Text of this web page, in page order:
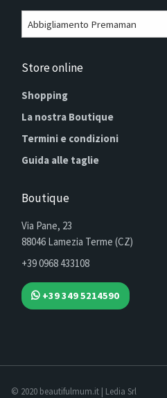
Store online
Shopping
La nostra Boutique
Termini e condizioni
Guida alle taglie
Boutique
Via Pane, 23
88046 Lamezia Terme (CZ)
+39 0968 433108
+39 349 5214590
© 2020 beautifulmum.it | Ledia Srl